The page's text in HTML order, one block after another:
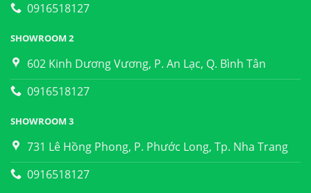
0916518127
SHOWROOM 2
602 Kinh Dương Vương, P. An Lạc, Q. Bình Tân
0916518127
SHOWROOM 3
731 Lê Hồng Phong, P. Phước Long, Tp. Nha Trang
0916518127